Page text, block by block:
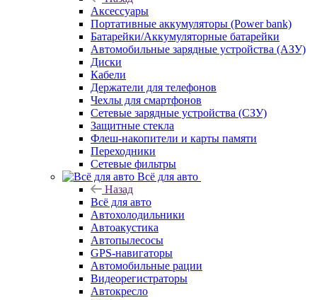
Аксессуары
Портативные аккумуляторы (Power bank)
Батарейки/Аккумуляторные батарейки
Автомобильные зарядные устройства (АЗУ)
Диски
Кабели
Держатели для телефонов
Чехлы для смартфонов
Сетевые зарядные устройства (СЗУ)
Защитные стекла
Флеш-накопители и карты памяти
Переходники
Сетевые фильтры
Всё для авто
Назад
Всё для авто
Автохолодильники
Автоакустика
Автопылесосы
GPS-навигаторы
Автомобильные рации
Видеорегистраторы
Автокресло